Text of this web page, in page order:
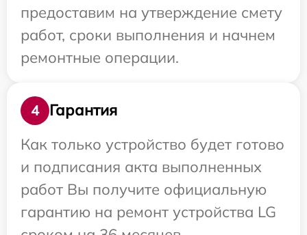
предоставим на утверждение смету
работ, сроки выполнения и начнем
ремонтные операции.
4
Гарантия
Как только устройство будет готово
и подписания акта выполненных
работ Вы получите официальную
гарантию на ремонт устройства LG